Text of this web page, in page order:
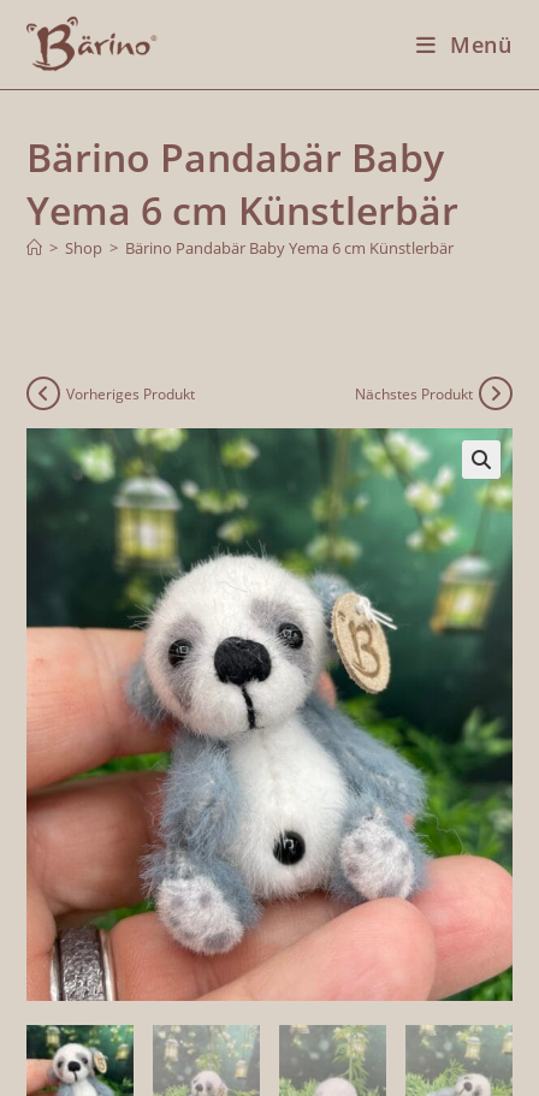
Menü
Bärino Pandabär Baby
Yema 6 cm Künstlerbär
> Shop > Bärino Pandabär Baby Yema 6 cm Künstlerbär
Vorheriges Produkt Nächstes Produkt